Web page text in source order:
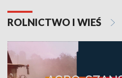
ROLNICTWO I WIEŚ